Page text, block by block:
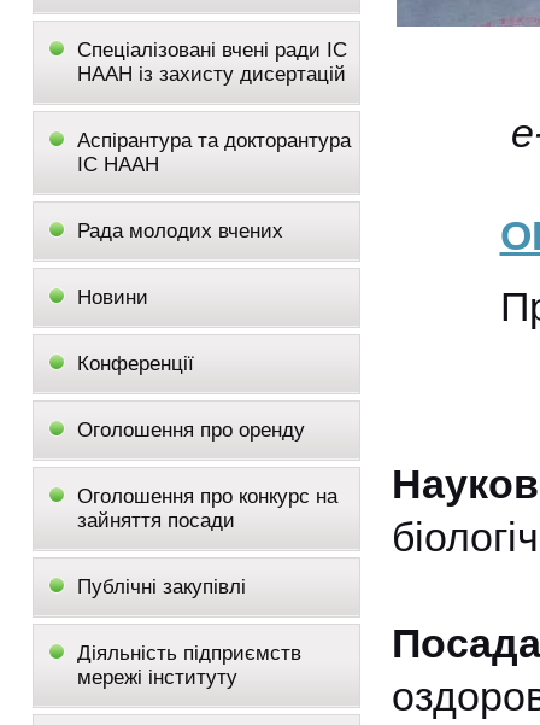
Спеціалізовані вчені ради ІС
НААН із захисту дисертацій
Аспірантура та докторантура
ІС НААН
Рада молодих вчених
Новини
Конференції
Оголошення про оренду
Оголошення про конкурс на
зайняття посади
Публічні закупівлі
Діяльність підприємств
мережі інституту